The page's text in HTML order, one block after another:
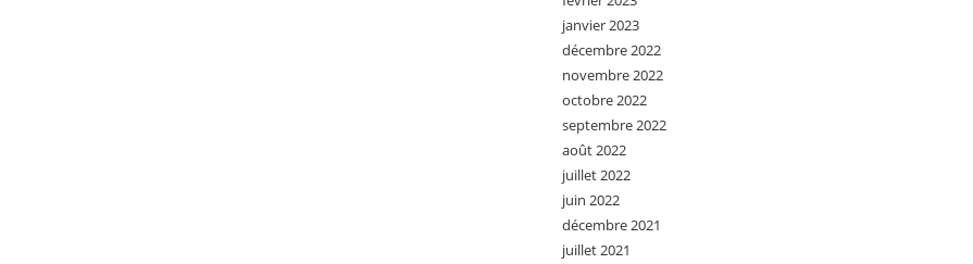
janvier 2023
décembre 2022
novembre 2022
octobre 2022
septembre 2022
août 2022
juillet 2022
juin 2022
décembre 2021
juillet 2021